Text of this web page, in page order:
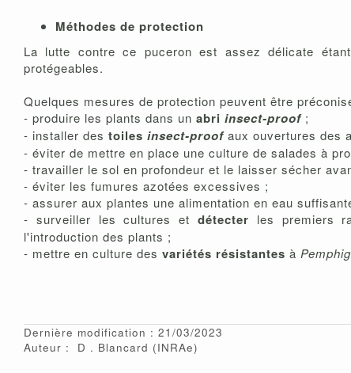
Méthodes de protection
La lutte contre ce puceron est assez délicate
protégeables.
Quelques mesures de protection peuvent être
- produire les plants dans un abri insect-proof;
- installer des toiles insect-proofaux ouvertures des
- éviter de mettre en place une culture de salades à
- travailler le sol en profondeur et le laisser sécher
- éviter les fumures azotées excessives ;
- assurer aux plantes une alimentation en eau
- surveiller les cultures et détecter les premiers
l'introduction des plants ;
- mettre en culture des variétés résistantes à
Dernière modification : 21/03/2023
Auteur :
D Blancard (INRAe)